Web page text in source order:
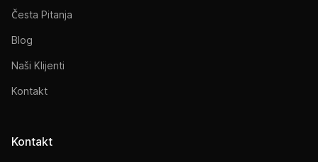
Česta Pitanja
Blog
Naši Klijenti
Kontakt
Kontakt